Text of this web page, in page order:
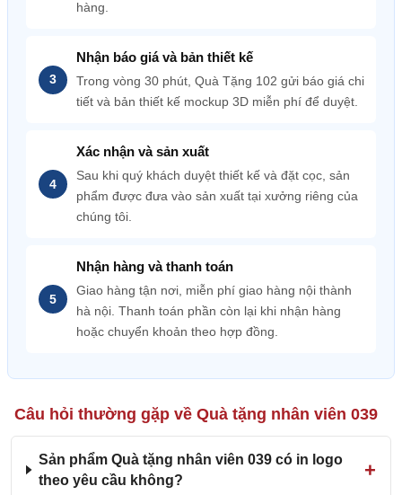
hàng.
Nhận báo giá và bản thiết kế
Trong vòng 30 phút, Quà Tặng 102 gửi báo giá chi
tiết và bản thiết kế mockup 3D miễn phí để duyệt.
Xác nhận và sản xuất
Sau khi quý khách duyệt thiết kế và đặt cọc, sản
phẩm được đưa vào sản xuất tại xưởng riêng của
chúng tôi.
Nhận hàng và thanh toán
Giao hàng tận nơi, miễn phí giao hàng nội thành
hà nội. Thanh toán phần còn lại khi nhận hàng
hoặc chuyển khoản theo hợp đồng.
Câu hỏi thường gặp về Quà tặng nhân viên 039
Sản phẩm Quà tặng nhân viên 039 có in logo
theo yêu cầu không?